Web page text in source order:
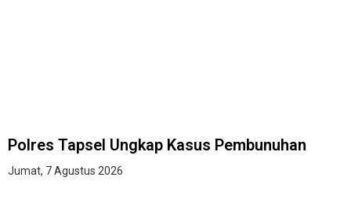
Polres Tapsel Ungkap Kasus Pembunuhan
Jumat, 7 Agustus 2026